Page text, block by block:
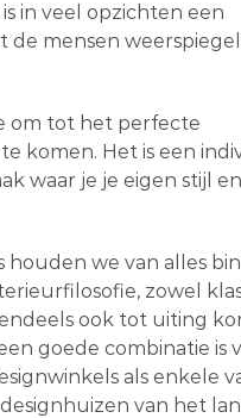
in veel opzichten een
de mensen
om tot het perfecte
komen. Het is een
waar je je eigen stijl en
houden we van alles
zowel
ook tot uiting
goede combinatie is
als enkele
van het